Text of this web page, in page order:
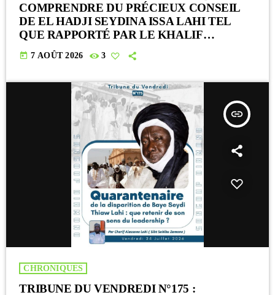
COMPRENDRE DU PRÉCIEUX CONSEIL
DE EL HADJI SEYDINA ISSA LAHI TEL
QUE RAPPORTÉ PAR LE KHALIF
SERIGNE BABACAR SY MANSOUR : « Li
Baax Matul Kër, Li Bon Matul Kër »
today 7 AOÛT 2026 3
insert_link
CHRONIQUES
TRIBUNE DU VENDREDI N°175 :